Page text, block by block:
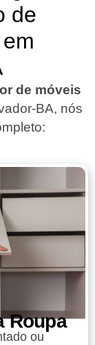
de
de móveis
BA, nós
Roupa​
ou